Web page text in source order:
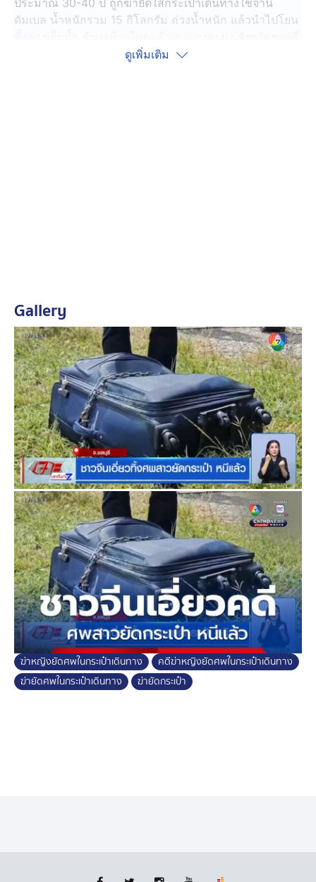
ดัมเบล น้ำหนักรวม 15 กิโลกรัม ถ่วงน้ำหนัก แล้วนำไปโยน
โดยพบศพเมื่อวันที่ 3 กันยายนที่ผ่านมา และคาดว่าเสียชีวิต
เจ้าหน้าที่พิสูจน์หลักฐานได้เก็บดีเอ็นเอ เจ้าของรถเช่า และ
พนักงานที่เกี่ยวข้อง ทั้งหมด 7 คน ไปตรวจสอบหาความ
เชื่อมโยง
เจ้าของรถเช่าบอกว่า มีลูกค้าเก่าเป็นชาวจีน เช่ารถคันนี้เป็น
เวลา 1 เดือน โดยลูกค้าชาวจีนขอรับรถที่ประตูขาเข้า ท่า
อากาศยานสุวรรณภูมิ วันรับรถ 10 สิงหาคม มีชายชาวจีน
2 คน เดินทางมารับรถ
จนกระทั่งช่วงเย็น วันที่ 30 สิงหาคม ชาวจีน 1 คน และหญิง
ไทย 2 คน นำรถมาส่งคืน พร้อมกับจ่ายค่าเสียหายรอยแตก
ร้าว ประมาณ 2,000 บาท สภาพรถถูกล้างจนใหม่เอี่ยม
ซึ่งจากการตรวจสอบเบื้องต้น พบว่ามีชาวจีนอย่างน้อย 3 คน
เกี่ยวข้องกับคดีนี้ และเดินทางออกนอกประเทศไปแล้ว อยู่
ระหว่างสืบหาตัวหญิงสาวชาวไทย 2 คน ที่เกี่ยวข้องมาสอบ
สวนว่ารู้เห็นหรือไม่
ส่วนปมเหตุยังไม่ชี้ชัดว่าเกิดจากเรื่องอะไร แต่คาดการณ์ไว้
หลายประเด็น เช่นเสพยาเกินขนาดแล้วเสียชีวิต ทำให้กลุ่ม
ชาวจีนด้วยกัน ต้องทำลายศพ ป้องกันความยุ่งยาก หรืออาจ
เป็นประเด็นที่หญิงสาวชาวจีนผู้ตาย เข้ามาทำงานให้บริการ
ดูเพิ่มเติม
Gallery
ฆ่าหญิงยัดศพในกระเป๋าเดินทาง
คดีฆ่าหญิงยัดศพในกระเป๋าเดินทาง
ฆ่ายัดศพในกระเป๋าเดินทาง
ฆ่ายัดกระเป๋า